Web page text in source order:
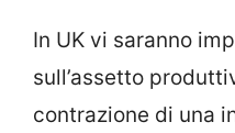
In UK vi saranno
sull’assetto
contrazione di una